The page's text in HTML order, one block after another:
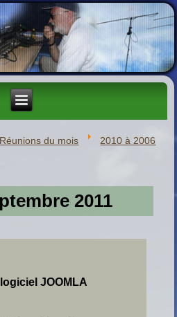
Réunions du mois
2010 à 2006
2011
JOOMLA